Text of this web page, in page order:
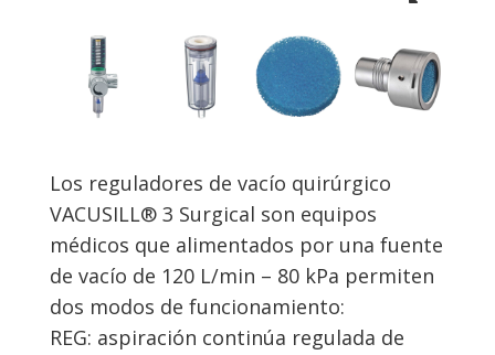
Los reguladores de vacío quirúrgico
VACUSILL® 3 Surgical son equipos
médicos que alimentados por una fuente
de vacío de 120 L/min – 80 kPa permiten
dos modos de funcionamiento:
REG: aspiración continúa regulada de